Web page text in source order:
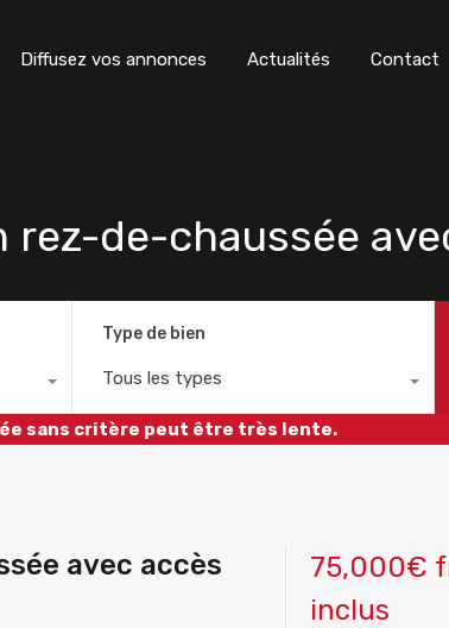
Diffusez vos annonces Actualités Contact
rez-de-chaussée
Type de bien
Tous les types
sans critère peut être très lente.
avec accès
75,000€
inclus